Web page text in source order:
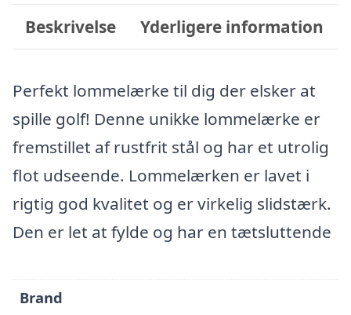
Beskrivelse Yderligere information
Perfekt lommelærke til dig der elsker at
spille golf! Denne unikke lommelærke er
fremstillet af rustfrit stål og har et utrolig
flot udseende. Lommelærken er lavet i
rigtig god kvalitet og er virkelig slidstærk.
Den er let at fylde og har en tætsluttende
Brand